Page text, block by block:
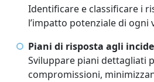
Identificare e classificare i
l’impatto potenziale di ogni
Piani di risposta agli
Sviluppare piani dettagliati
compromissioni,